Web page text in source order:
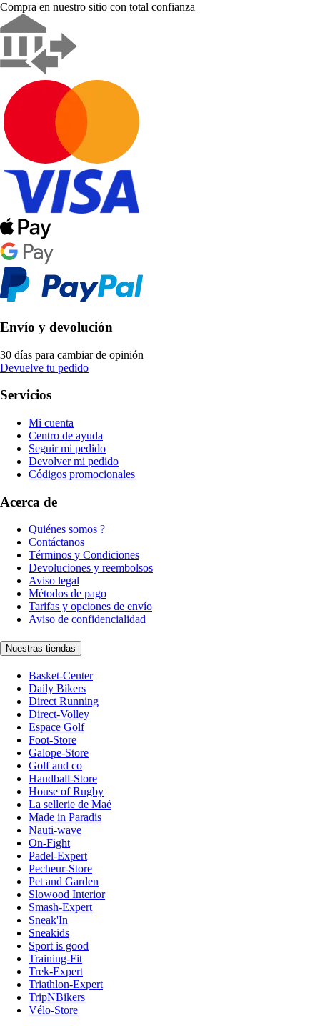
Compra en nuestro sitio con total confianza
Envío y devolución
30 días para cambiar de opinión
Devuelve tu pedido
Servicios
Mi cuenta
Centro de ayuda
Seguir mi pedido
Devolver mi pedido
Códigos promocionales
Acerca de
Quiénes somos ?
Contáctanos
Términos y Condiciones
Devoluciones y reembolsos
Aviso legal
Métodos de pago
Tarifas y opciones de envío
Aviso de confidencialidad
Nuestras tiendas
Basket-Center
Daily Bikers
Direct Running
Direct-Volley
Espace Golf
Foot-Store
Galope-Store
Golf and co
Handball-Store
House of Rugby
La sellerie de Maé
Made in Paradis
Nauti-wave
On-Fight
Padel-Expert
Pecheur-Store
Pet and Garden
Slowood Interior
Smash-Expert
Sneak'In
Sneakids
Sport is good
Training-Fit
Trek-Expert
Triathlon-Expert
TripNBikers
Vélo-Store